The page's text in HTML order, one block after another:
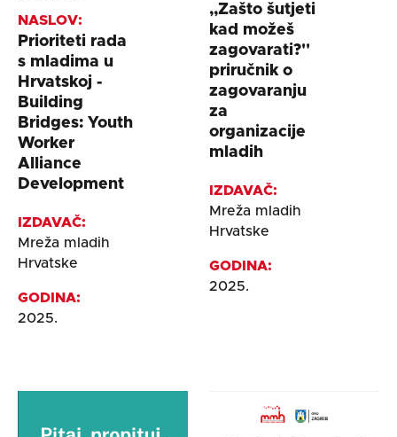
NASLOV:
Prioriteti rada
s mladima u
Hrvatskoj -
Building
Bridges: Youth
Worker
Alliance
Development
IZDAVAČ:
Mreža mladih
Hrvatske
GODINA:
2025.
,,Zašto šutjeti
kad možeš
zagovarati?''
priručnik o
zagovaranju
za
organizacije
mladih
IZDAVAČ:
Mreža mladih
Hrvatske
GODINA:
2025.